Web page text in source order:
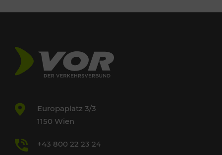
Europaplatz 3/3
1150 Wien
+43 800 22 23 24